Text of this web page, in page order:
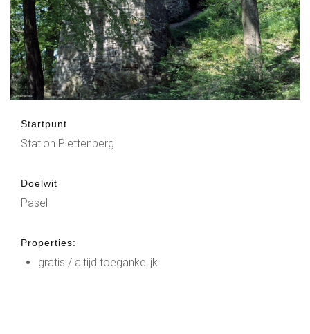
Startpunt
Station Plettenberg
Doelwit
Pasel
Properties:
gratis / altijd toegankelijk